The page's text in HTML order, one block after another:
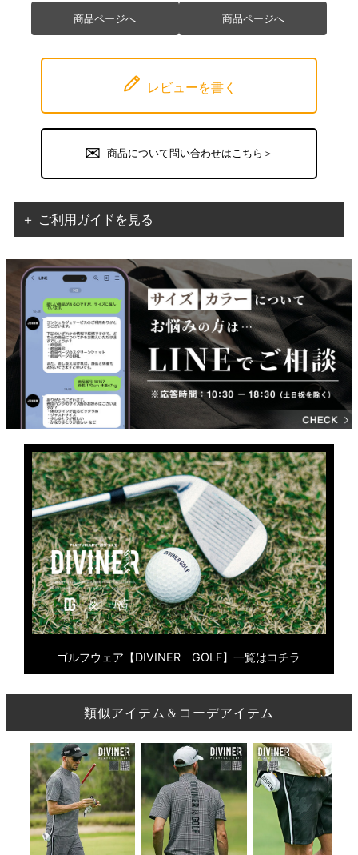
商品ページへ 商品ページへ
レビューを書く
商品について問い合わせはこちら＞
＋ ご利用ガイドを見る
ゴルフウェア【DIVINER GOLF】一覧はコチラ
類似アイテム＆コーデアイテム